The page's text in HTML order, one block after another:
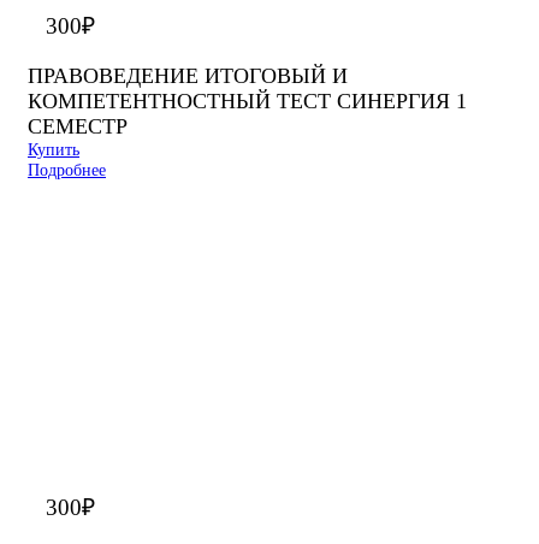
300₽
ПРАВОВЕДЕНИЕ ИТОГОВЫЙ И
КОМПЕТЕНТНОСТНЫЙ ТЕСТ СИНЕРГИЯ 1
СЕМЕСТР
Купить
Подробнее
300₽